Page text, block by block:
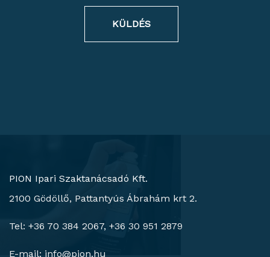
KÜLDÉS
PION Ipari Szaktanácsadó Kft.
2100 Gödöllő, Pattantyús Ábrahám krt 2.
Tel: +36 70 384 2067, +36 30 951 2879
E-mail: info@pion.hu